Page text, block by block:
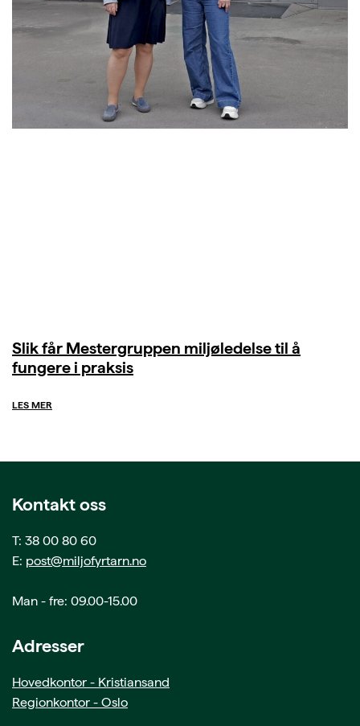
Slik får Mestergruppen miljøledelse til å
fungere i praksis
LES MER
Kontakt oss
T: 38 00 80 60
E: post@miljofyrtarn.no
Man - fre: 09.00-15.00
Adresser
Hovedkontor - Kristiansand
Regionkontor - Oslo